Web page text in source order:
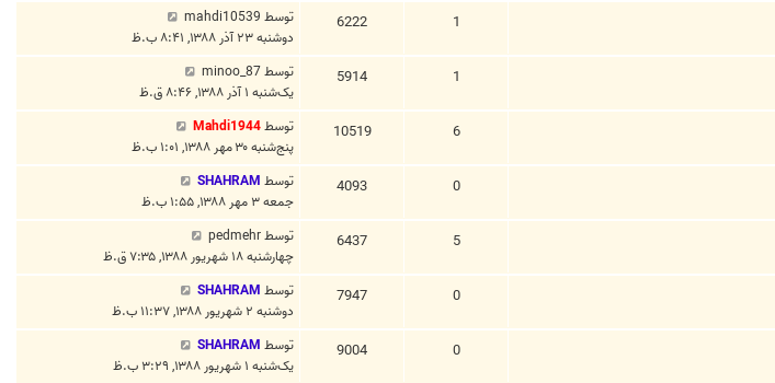
1
6222 توسط mahdi10539
دوشنبه ۲۳ آذر ۱۳۸۸, ۸:۴۱ ب.ظ
1
5914 توسطminoo_87
یک‌شنبه ۱ آذر ۱۳۸۸, ۸:۴۶ ق.ظ
6
10519 توسطMahdi1944
پنج‌شنبه ۳۰ مهر ۱۳۸۸, ۱:۰۱ ب.ظ
0
4093 توسط SHAHRAM
جمعه ۳ مهر ۱۳۸۸, ۱:۵۵ ب.ظ
5
6437 توسطpedmehr
چهارشنبه ۱۸ شهریور ۱۳۸۸, ۷:۳۵ ق.ظ
0
7947 توسط SHAHRAM
دوشنبه ۲ شهریور ۱۳۸۸, ۱۱:۳۷ ب.ظ
0
9004 توسط SHAHRAM
یک‌شنبه ۱ شهریور ۱۳۸۸, ۳:۲۹ ب.ظ